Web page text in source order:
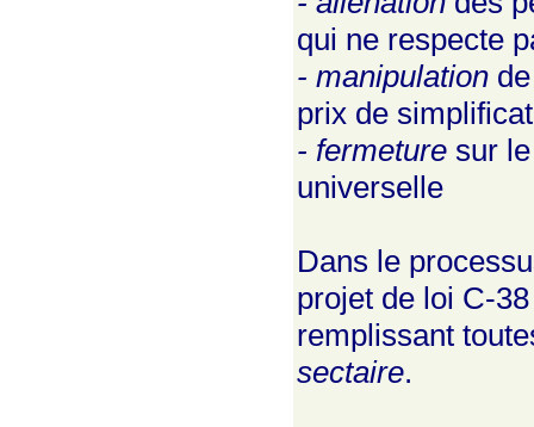
qui ne respecte
- manipulation
prix de
- fermeture sur
universelle
Dans le
projet de loi C-
remplissant
sectaire.